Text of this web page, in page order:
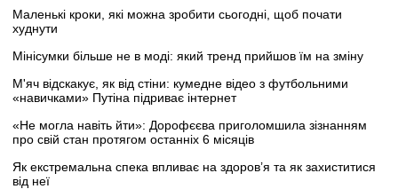
Маленькі кроки, які можна зробити сьогодні, щоб почати
худнути
Мінісумки більше не в моді: який тренд прийшов їм на зміну
М'яч відскакує, як від стіни: кумедне відео з футбольними
«навичками» Путіна підриває інтернет
«Не могла навіть йти»: Дорофєєва приголомшила зізнанням
про свій стан протягом останніх 6 місяців
Як екстремальна спека впливає на здоров’я та як захиститися
від неї